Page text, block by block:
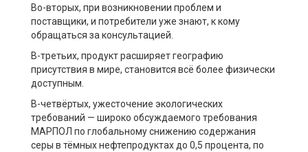
Во-вторых, при возникновении проблем и
поставщики, и потребители уже знают, к кому
обращаться за консультацией.
В-третьих, продукт расширяет географию
присутствия в мире, становится всё более физически
доступным.
В-четвёртых, ужесточение экологических
требований — широко обсуждаемого требования
МАРПОЛ по глобальному снижению содержания
серы в тёмных нефтепродуктах до 0,5 процента, по